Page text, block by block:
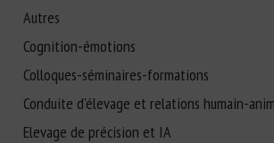
Autres
Cognition-émotions
Colloques-séminaires-formations
Conduite d'élevage et relations humain-
Elevage de précision et IA